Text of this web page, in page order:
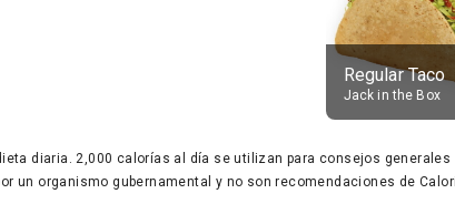
Regular Taco
Jack in the Box
diaria. 2,000 calorías al día se utilizan para consejos
organismo gubernamental y no son recomendaciones de